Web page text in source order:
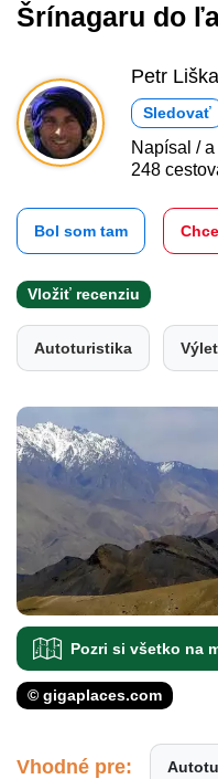
Šrínagaru do
Petr Liška
Sledovať
Napísal / a
248
Bol som tam
Vložiť recenziu
Autoturistika
Pozri si všetko na
© gigaplaces.com
Vhodné pre: